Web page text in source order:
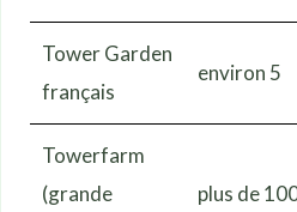
Tower Garden
français
environ 5
Towerfarm
(grande
plus de